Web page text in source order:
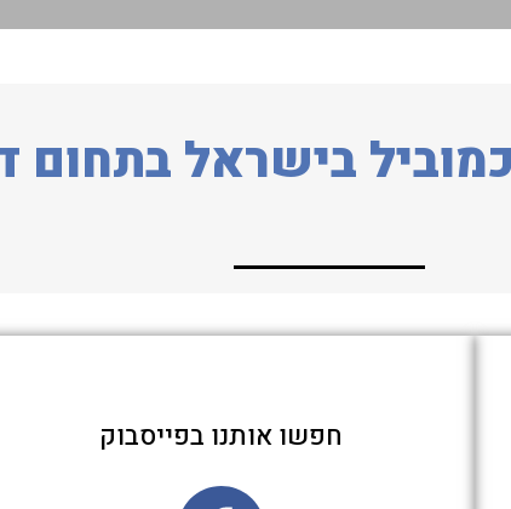
בישראל בתחום
חפשו אותנו בפייסבוק